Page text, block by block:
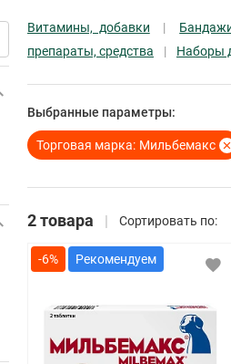
Витамины, добавки
препараты, средства
Наборы
Выбранные параметры:
Торговая марка: Мильбемакс
2 товара Сортировать по:
-6%